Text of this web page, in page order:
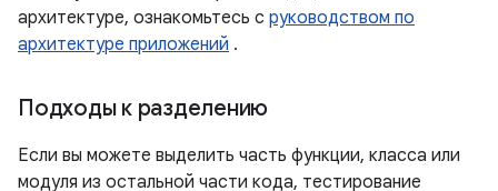
архитектуре, ознакомьтесь с руководством по
архитектуре приложений .
Подходы к разделению
Если вы можете выделить часть функции, класса или
модуля из остальной части кода, тестирование